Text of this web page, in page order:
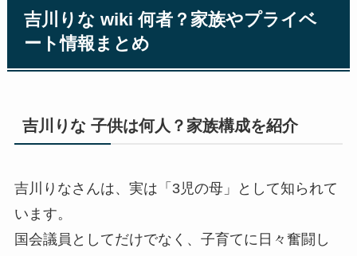
吉川りな wiki 何者？家族やプライベ
ート情報まとめ
吉川りな 子供は何人？家族構成を紹介
吉川りなさんは、実は「3児の母」として知られて
います。
国会議員としてだけでなく、子育てに日々奮闘し